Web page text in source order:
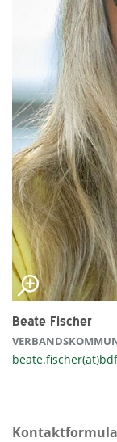
Beate Fischer